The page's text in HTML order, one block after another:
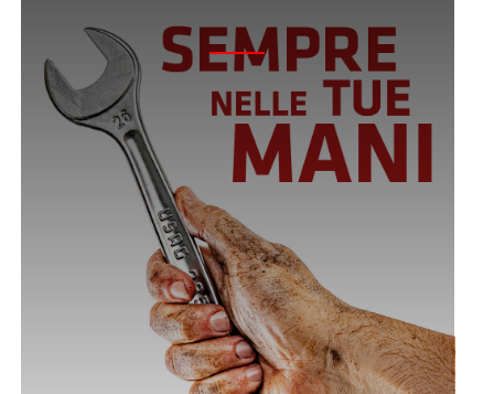
2026 - SEMPRE NELLE TUE MANI - 100 ANNI